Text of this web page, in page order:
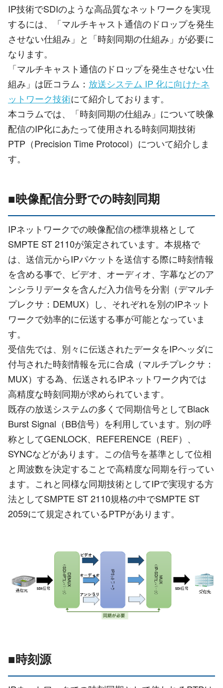
IP技術でSDIのような高品質なネットワークを実現
するには、「マルチキャスト通信のドロップを発生
させない仕組み」と「時刻同期の仕組み」が必要に
なります。
「マルチキャスト通信のドロップを発生させない仕
組み」は匠コラム： 放送システム IP 化に向けたネ
ットワーク技術にて紹介しております。
本コラムでは、「時刻同期の仕組み」について映像
配信のIP化にあたって使用される時刻同期技術
PTP（Precision Time Protocol）について紹介しま
す。
■映像配信分野での時刻同期
IPネットワークでの映像配信の標準規格として
SMPTE ST 2110が策定されています。本規格で
は、送信元からIPパケットを送信する際に時刻情報
を含める事で、ビデオ、オーディオ、字幕などのア
ンシラリデータを含んだ入力信号を分割（デマルチ
プレクサ：DEMUX）し、それぞれを別のIPネット
ワークで効率的に伝送する事が可能となっていま
す。
受信先では、別々に伝送されたデータをIPヘッダに
付与された時刻情報を元に合成（マルチプレクサ：
MUX）する為、伝送されるIPネットワーク内では
高精度な時刻同期が求められています。
既存の放送システムの多くで同期信号としてBlack
Burst Signal（BB信号）を利用しています。別の呼
称としてGENLOCK、REFERENCE（REF）、
SYNCなどがあります。この信号を基準として位相
と周波数を決定することで高精度な同期を行ってい
ます。これと同様な同期技術としてIPで実現する方
法としてSMPTE ST 2110規格の中でSMPTE ST
2059にて規定されているPTPがあります。
■時刻源